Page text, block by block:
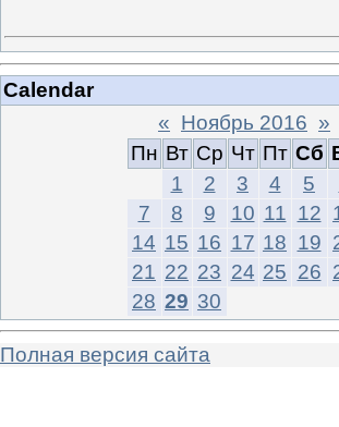
Calendar
« Ноябрь 2016 »
Пн Вт Ср Чт Пт Сб
1
2 3 4 5
7
8 9 10 11 12
14 15 16 17 18 19
21 22 23 24 25 26
28 29 30
Полная версия сайта